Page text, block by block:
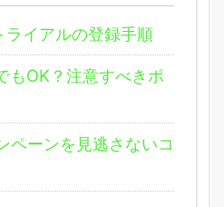
ライアルの登録手順
もOK？注意すべきポ
ペーンを見逃さないコ